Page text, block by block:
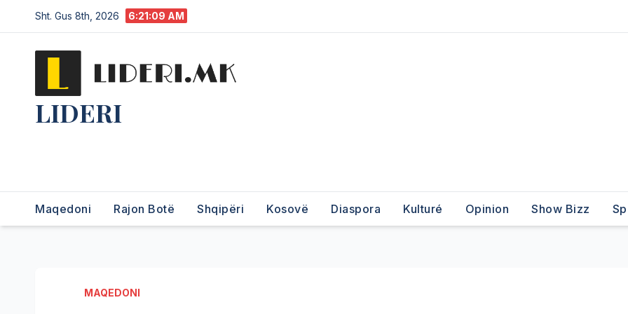
Sht. Gus 8th, 2026 6:21:10 AM
LIDERI
Maqedoni Rajon Botë Shqipëri Kosovë Diaspora Kulturé Opinion Show Bizz
MAQEDONI